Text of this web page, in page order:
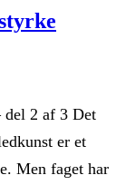
del 2 af 3 Det
er et
Men faget har